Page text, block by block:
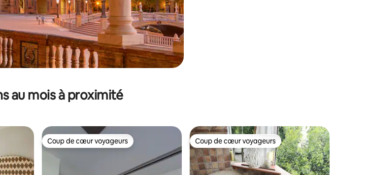
au mois à proximité
Coup de cœur voyageurs
Coup de cœur voyageurs Coup de cœur voyageurs
Coup de cœur voyageurs